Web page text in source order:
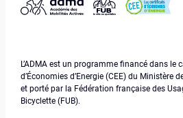
L’ADMA est un programme financé dans le
d’Économies d’Energie (CEE) du Ministère
et porté par la Fédération française des
Bicyclette (FUB).